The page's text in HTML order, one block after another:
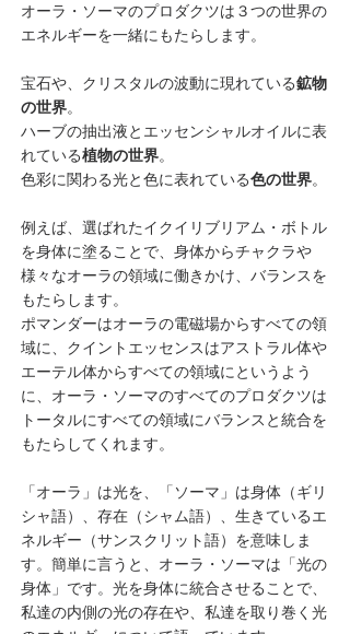
オーラ・ソーマのプロダクツは３つの世界の
エネルギーを一緒にもたらします。
宝石や、クリスタルの波動に現れている鉱物
の世界。
ハーブの抽出液とエッセンシャルオイルに表
れている植物の世界。
色彩に関わる光と色に表れている色の世界。
例えば、選ばれたイクイリブリアム・ボトル
を身体に塗ることで、身体からチャクラや
様々なオーラの領域に働きかけ、バランスを
もたらします。
ポマンダーはオーラの電磁場からすべての領
域に、クイントエッセンスはアストラル体や
エーテル体からすべての領域にというよう
に、オーラ・ソーマのすべてのプロダクツは
トータルにすべての領域にバランスと統合を
もたらしてくれます。
「オーラ」は光を、「ソーマ」は身体（ギリ
シャ語）、存在（シャム語）、生きているエ
ネルギー（サンスクリット語）を意味しま
す。簡単に言うと、オーラ・ソーマは「光の
身体」です。光を身体に統合させることで、
私達の内側の光の存在や、私達を取り巻く光